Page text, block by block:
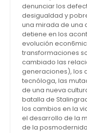
denunciar los
desigualdad y
una mirada de una
detiene en los
evolución
transformaciones
cambiado las
generaciones), los
tecnóloga, las
de una nueva
batalla de
los cambios en la
el desarrollo de la
de la